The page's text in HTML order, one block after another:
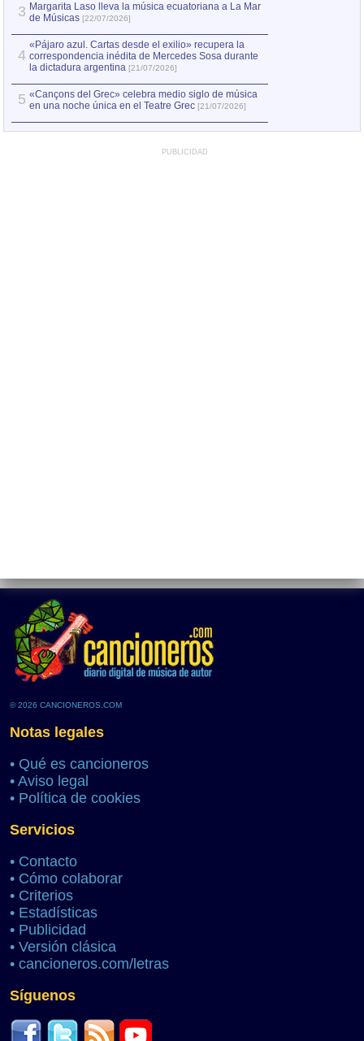
3 Margarita Laso lleva la música ecuatoriana a La Mar
de Músicas [22/07/2026]
4
«Pájaro azul. Cartas desde el exilio» recupera la
correspondencia inédita de Mercedes Sosa durante
la dictadura argentina [21/07/2026]
5 «Cançons del Grec» celebra medio siglo de música
en una noche única en el Teatre Grec [21/07/2026]
PUBLICIDAD
© 2026 CANCIONEROS.COM
Notas legales
• Qué es cancioneros
• Aviso legal
• Política de cookies
Servicios
• Contacto
• Cómo colaborar
• Criterios
• Estadísticas
• Publicidad
• Versión clásica
• cancioneros.com/letras
Síguenos